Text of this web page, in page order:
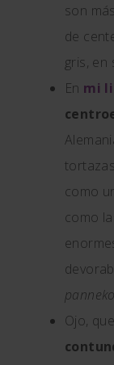
son
de
gris, en
En mi
como
como
Ojo, que